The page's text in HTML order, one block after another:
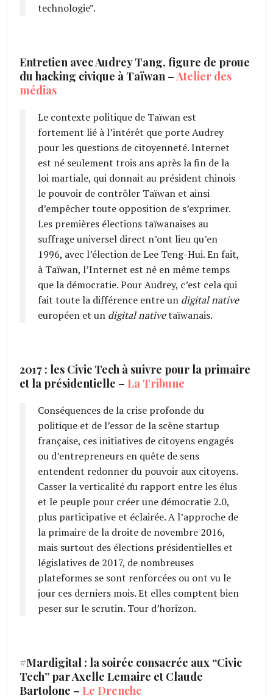
technologie”.
Entretien avec Audrey Tang, figure de proue
du hacking civique à Taïwan – Atelier des
médias
Le contexte politique de Taïwan est
fortement lié à l’intérêt que porte Audrey
pour les questions de citoyenneté. Internet
est né seulement trois ans après la fin de la
loi martiale, qui donnait au président chinois
le pouvoir de contrôler Taïwan et ainsi
d’empêcher toute opposition de s’exprimer.
Les premières élections taïwanaises au
suffrage universel direct n’ont lieu qu’en
1996, avec l’élection de Lee Teng-Hui. En fait,
à Taïwan, l’Internet est né en même temps
que la démocratie. Pour Audrey, c’est cela qui
fait toute la différence entre un digital native
européen et un digital nativetaïwanais.
2017 : les Civic Tech à suivre pour la primaire
et la présidentielle – La Tribune
Conséquences de la crise profonde du
politique et de l’essor de la scène startup
française, ces initiatives de citoyens engagés
ou d’entrepreneurs en quête de sens
entendent redonner du pouvoir aux citoyens.
Casser la verticalité du rapport entre les élus
et le peuple pour créer une démocratie 2.0,
plus participative et éclairée. A l’approche de
la primaire de la droite de novembre 2016,
mais surtout des élections présidentielles et
législatives de 2017, de nombreuses
plateformes se sont renforcées ou ont vu le
jour ces derniers mois. Et elles comptent bien
peser sur le scrutin. Tour d’horizon.
#Mardigital : la soirée consacrée aux “Civic
Tech” par Axelle Lemaire et Claude
Bartolone – Le Drenche